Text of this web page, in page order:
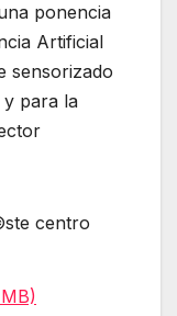
ponencia
Artificial
sensorizado
y para la
centro